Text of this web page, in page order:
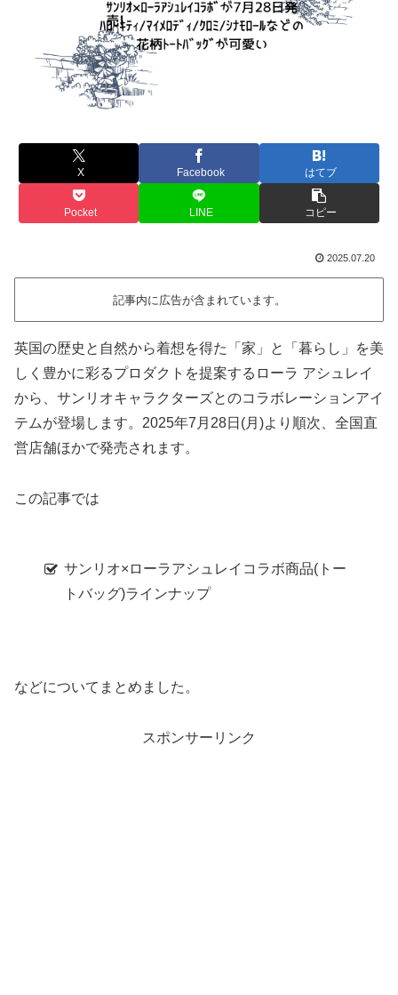
X Facebook はてブ
Pocket LINE コピー
2025.07.20
記事内に広告が含まれています。
英国の歴史と自然から着想を得た「家」と「暮らし」を美
しく豊かに彩るプロダクトを提案するローラ アシュレイ
から、サンリオキャラクターズとのコラボレーションアイ
テムが登場します。2025年7月28日(月)より順次、全国直
営店舗ほかで発売されます。
この記事では
サンリオ×ローラアシュレイコラボ商品(トー
トバッグ)ラインナップ
などについてまとめました。
スポンサーリンク